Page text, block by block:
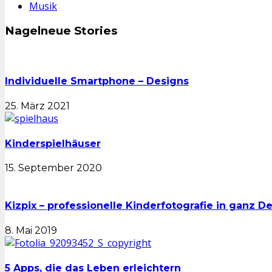
Musik
Nagelneue Stories
Individuelle Smartphone – Designs
25. März 2021
Kinderspielhäuser
15. September 2020
Kizpix – professionelle Kinderfotografie in ganz
8. Mai 2019
5 Apps, die das Leben erleichtern